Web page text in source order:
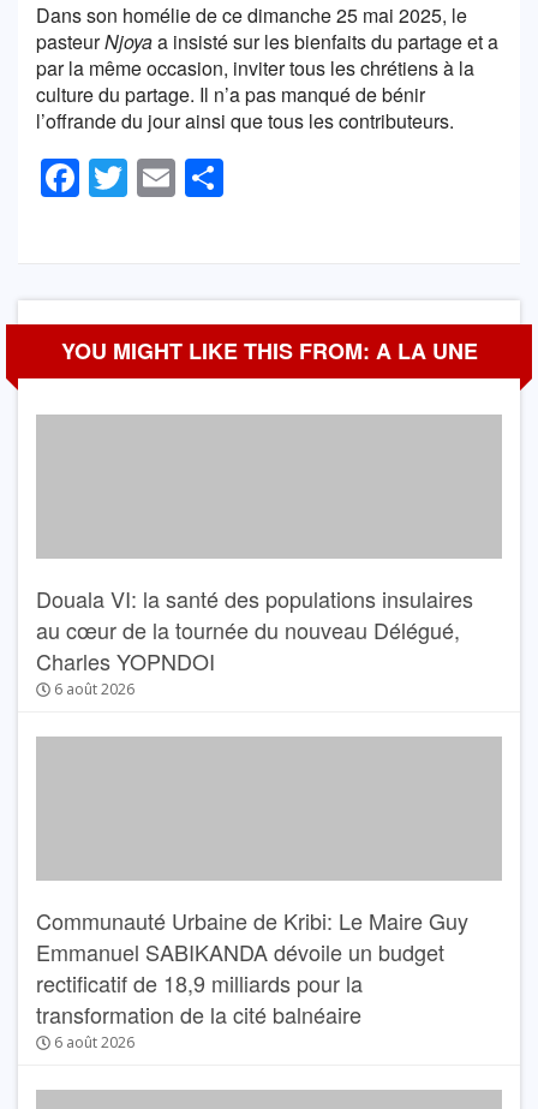
Dans son homélie de ce dimanche 25 mai 2025, le
pasteurNjoyaa insisté sur les bienfaits du partage et a
par la même occasion, inviter tous les chrétiens à la
culture du partage. Il n’a pas manqué de bénir
l’offrande du jour ainsi que tous les contributeurs.
Facebook
Twitter
Email
YOU MIGHT LIKE THIS FROM: A LA UNE
Douala VI: la santé des populations insulaires
au cœur de la tournée du nouveau Délégué,
Charles YOPNDOI
6 août 2026
Communauté Urbaine de Kribi: Le Maire Guy
Emmanuel SABIKANDA dévoile un budget
rectificatif de 18,9 milliards pour la
transformation de la cité balnéaire
6 août 2026